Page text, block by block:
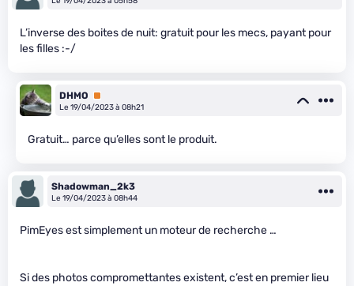
L’inverse des boites de nuit: gratuit pour les mecs, payant pour
les filles :-/
DHMO
Premium
Le 19/04/2023 à 08h21
Gratuit… parce qu’elles sont le produit.
Shadowman_2k3
Le 19/04/2023 à 08h44
PimEyes est simplement un moteur de recherche …
Si des photos compromettantes existent, c’est en premier lieu